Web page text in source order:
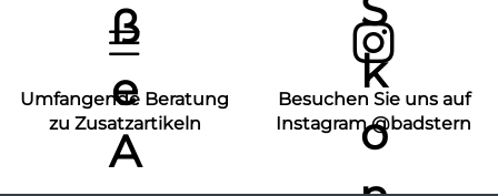
Umfangende Beratung
zu Zusatzartikeln
Besuchen Sie uns auf
Instagram @badstern